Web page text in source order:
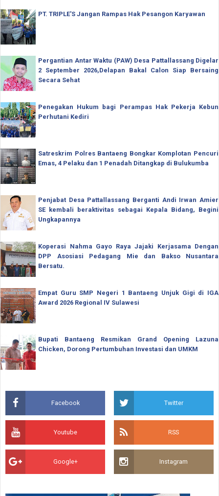
PT. TRIPLE'S Jangan Rampas Hak Pesangon Karyawan
Pergantian Antar Waktu (PAW) Desa Pattallassang Digelar
2 September 2026,Delapan Bakal Calon Siap Bersaing
Secara Sehat
Penegakan Hukum bagi Perampas Hak Pekerja Kebun
Perhutani Kediri
Satreskrim Polres Bantaeng Bongkar Komplotan Pencuri
Emas, 4 Pelaku dan 1 Penadah Ditangkap di Bulukumba
Penjabat Desa Pattallassang Berganti Andi Irwan Amier
SE kembali beraktivitas sebagai Kepala Bidang, Begini
Ungkapannya
Koperasi Nahma Gayo Raya Jajaki Kerjasama Dengan
DPP Asosiasi Pedagang Mie dan Bakso Nusantara
Bersatu.
Empat Guru SMP Negeri 1 Bantaeng Unjuk Gigi di IGA
Award 2026 Regional IV Sulawesi
Bupati Bantaeng Resmikan Grand Opening Lazuna
Chicken, Dorong Pertumbuhan Investasi dan UMKM
Facebook Twitter
Youtube RSS
Google+ Instagram